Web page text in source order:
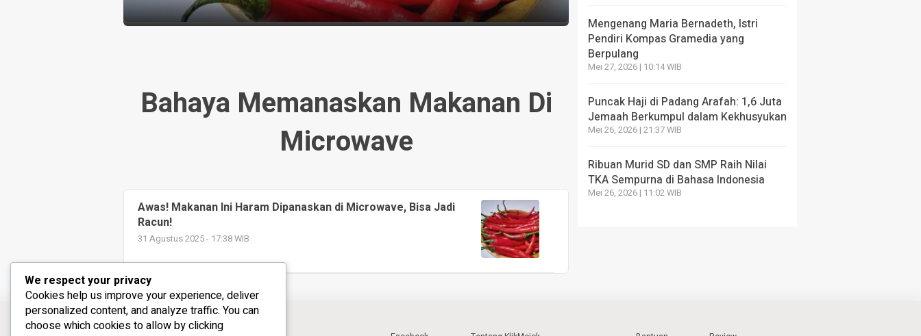
Bahaya Memanaskan Makanan Di
Microwave
Awas! Makanan Ini Haram Dipanaskan di Microwave, Bisa Jadi
Racun!
31 Agustus 2025 - 17:38 WIB
Mengenang Maria Bernadeth, Istri
Pendiri Kompas Gramedia yang
Berpulang
Mei 27, 2026 | 10:14 WIB
Puncak Haji di Padang Arafah: 1,6 Juta
Jemaah Berkumpul dalam Kekhusyukan
Mei 26, 2026 | 21:37 WIB
Ribuan Murid SD dan SMP Raih Nilai
TKA Sempurna di Bahasa Indonesia
Mei 26, 2026 | 11:02 WIB
We respect your privacy
Cookies help us improve your experience, deliver
personalized content, and analyze traffic. You can
choose which cookies to allow by clicking